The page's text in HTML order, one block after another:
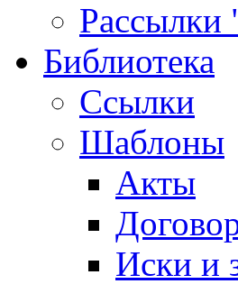
Рассылки
Библиотека
Ссылки
Шаблоны
Акты
Иски и